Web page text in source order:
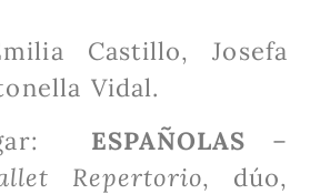
Castillo, Josefa
Vidal.
ESPAÑOLAS –
Repertorio, dúo,